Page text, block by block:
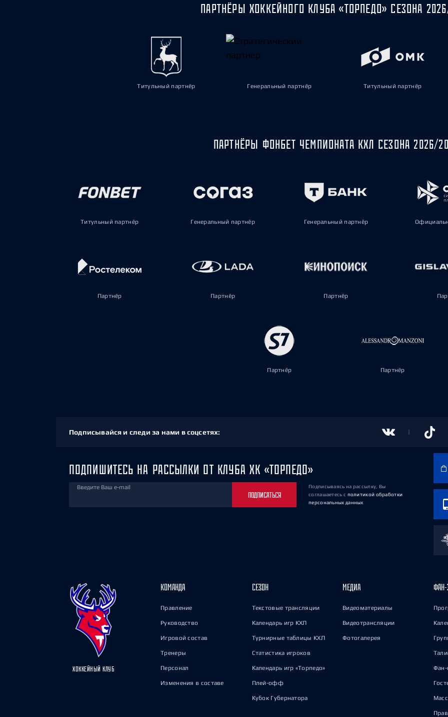
ПАРТНЁРЫ ХОККЕЙНОГО КЛУБА «ТОРПЕДО» СЕЗОНА
Титульный партнёр Генеральный партнёр Титульный партнёр
ПАРТНЁРЫ ФОНБЕТ ЧЕМПИОНАТА КХЛ СЕЗОНА 2026/
Титульный партнёр Генеральный партнёр Генеральный партнёр
Партнёр Партнёр Партнёр
Партнёр Партнёр
Подписывайся и следи за нами в соцсетях:
ПОДПИШИТЕСЬ НА РАССЫЛКИ ОТ КЛУБА ХК «ТОРПЕДО»
Введите Ваш e-mail
ПОДПИСАТЬСЯ
Подписываясь на рассылку, Вы
соглашаетесь с политикой обработки
персональных данных
ХОККЕЙНЫЙ КЛУБ
КОМАНДА
Правление
Руководство
Игровой состав
Тренеры
Персонал
Изменения в составе
СЕЗОН
Текстовые трансляции
Календарь игр КХЛ
Турнирные таблицы КХЛ
Статистика игроков
Календарь игр «Торпедо»
Плей-офф
Кубок Губернатора
МЕДИА
Видеоматериалы
Видеотрансляции
Фотогалерея
ФАН-
Фан-